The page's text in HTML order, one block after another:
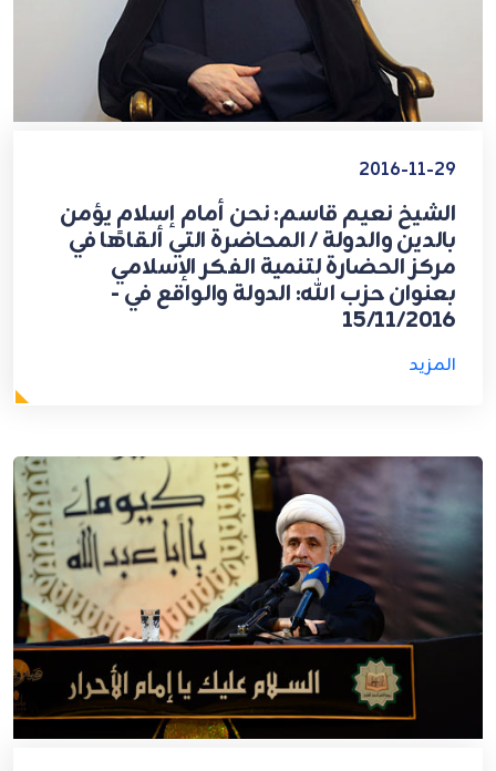
2016-11-29
الشيخ نعيم قاسم: نحن أمام إسلامٍ يؤمن
بالدين والدولة / المحاضرة التي ألقاها في
مركز الحضارة لتنمية الفكر الإسلامي
بعنوان حزب الله: الدولة والواقع في -
15/11/2016
المزيد